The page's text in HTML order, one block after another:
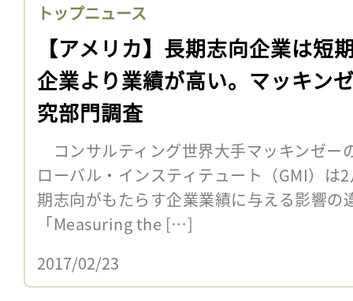
トップニュース
【アメリカ】長期志向企業は短
企業より業績が高い。マッキン
究部門調査
コンサルティング世界大手マッキンゼー
ローバル・インスティテュート（GMI）は
期志向がもたらす企業業績に与える影響の
「Measuring the […]
2017/02/23